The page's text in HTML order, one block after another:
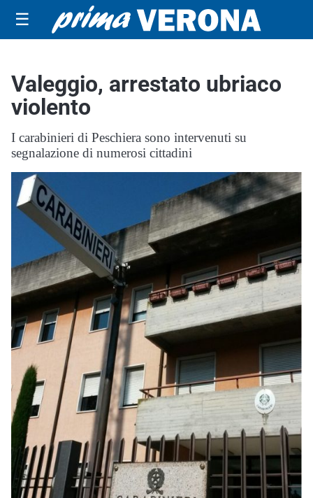
☰
Valeggio, arrestato ubriaco
violento
I carabinieri di Peschiera sono intervenuti su
segnalazione di numerosi cittadini